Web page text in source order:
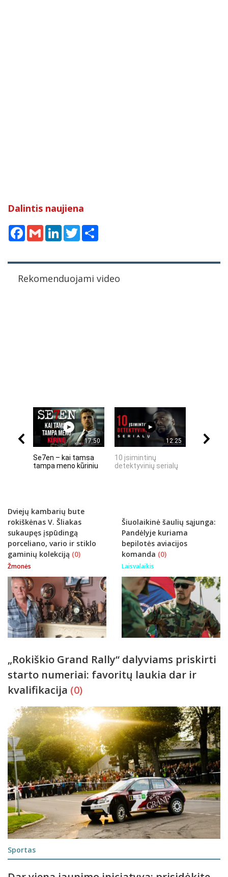
Dalintis naujiena
Facebook
Gmail LinkedInTwitter
Rekomenduojami video
17:50
Se7en – kai tamsa
tampa meno kūriniu
12:25
10 įsimintinų
detektyvinių serialų
Dviejų kambarių bute
rokiškėnas V. Šliakas
sukaupęs įspūdingą
porceliano, vario ir stiklo
gaminių kolekciją (0)
Žmonės
Šiuolaikinė šaulių sąjunga:
Pandėlyje kuriama
bepilotės aviacijos
komanda (0)
Laisvalaikis
„Rokiškio Grand Rally“ dalyviams priskirti
starto numeriai: favoritų laukia dar ir
kvalifikacija (0)
Sportas